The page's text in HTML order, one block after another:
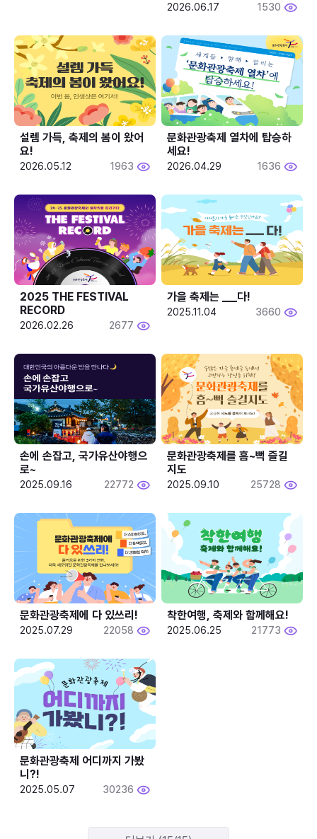
2026.06.17 1530
설렘 가득, 축제의 봄이 왔어
요!
2026.05.12 1963
문화관광축제 열차에 탑승하
세요!
2026.04.29 1636
2025 THE FESTIVAL
RECORD
2026.02.26 2677
2025.11.04 3660
손에 손잡고, 국가유산야행으
로~
2025.09.16 22772
문화관광축제를 흠~뻑 즐길
지도
2025.09.10 25728
문화관광축제에 다 있쓰리!
2025.07.29 22058
착한여행, 축제와 함께해요!
2025.06.25 21773
문화관광축제 어디까지 가봤
니?!
2025.05.07 30236